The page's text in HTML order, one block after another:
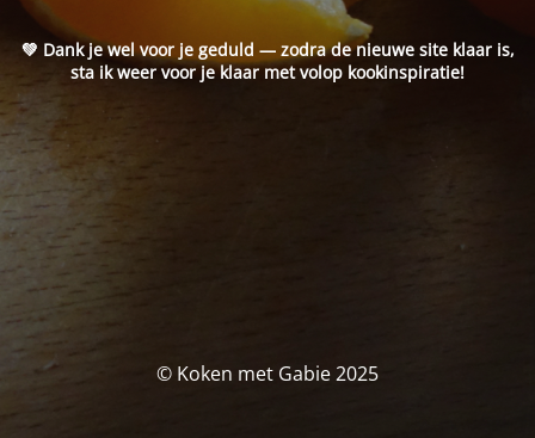
💚 Dank je wel voor je geduld — zodra de nieuwe site klaar is,
sta ik weer voor je klaar met volop kookinspiratie!
© Koken met Gabie 2025